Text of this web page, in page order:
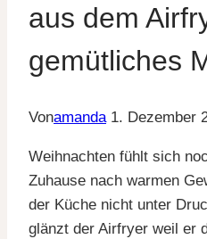
aus dem
gemütliches
Vonamanda 1. Dezember
Weihnachten fühlt sich
Zuhause nach warmen
der Küche nicht unter
glänzt der Airfryer weil er